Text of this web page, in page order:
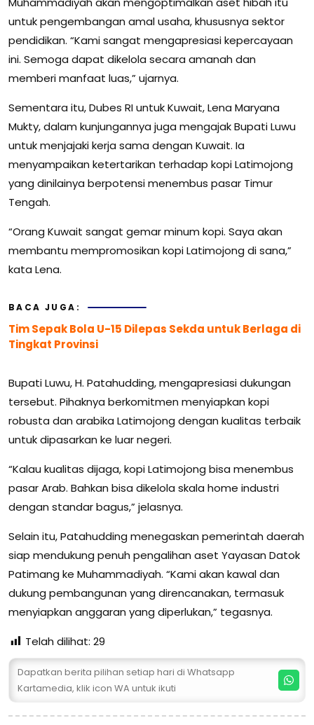
untuk pengembangan amal usaha, khususnya sektor
pendidikan. “Kami sangat mengapresiasi kepercayaan
ini. Semoga dapat dikelola secara amanah dan
memberi manfaat luas,” ujarnya.
Sementara itu, Dubes RI untuk Kuwait, Lena Maryana
Mukty, dalam kunjungannya juga mengajak Bupati Luwu
untuk menjajaki kerja sama dengan Kuwait. Ia
menyampaikan ketertarikan terhadap kopi Latimojong
yang dinilainya berpotensi menembus pasar Timur
Tengah.
“Orang Kuwait sangat gemar minum kopi. Saya akan
membantu mempromosikan kopi Latimojong di sana,”
kata Lena.
BACA JUGA:
Tim Sepak Bola U-15 Dilepas Sekda untuk Berlaga di
Tingkat Provinsi
Bupati Luwu, H. Patahudding, mengapresiasi dukungan
tersebut. Pihaknya berkomitmen menyiapkan kopi
robusta dan arabika Latimojong dengan kualitas terbaik
untuk dipasarkan ke luar negeri.
“Kalau kualitas dijaga, kopi Latimojong bisa menembus
pasar Arab. Bahkan bisa dikelola skala home industri
dengan standar bagus,” jelasnya.
Selain itu, Patahudding menegaskan pemerintah daerah
siap mendukung penuh pengalihan aset Yayasan Datok
Patimang ke Muhammadiyah. “Kami akan kawal dan
dukung pembangunan yang direncanakan, termasuk
menyiapkan anggaran yang diperlukan,” tegasnya.
Telah dilihat: 29
Dapatkan berita pilihan setiap hari di Whatsapp
Kartamedia, klik icon WA untuk ikuti